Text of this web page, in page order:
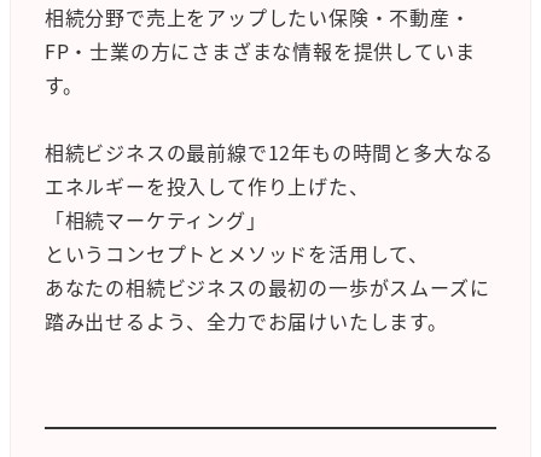
相続分野で売上をアップしたい保険・不動産・
FP・士業の方にさまざまな情報を提供していま
す。
相続ビジネスの最前線で12年もの時間と多大なる
エネルギーを投入して作り上げた、
「相続マーケティング」
というコンセプトとメソッドを活用して、
あなたの相続ビジネスの最初の一歩がスムーズに
踏み出せるよう、全力でお届けいたします。